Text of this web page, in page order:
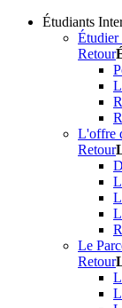
Étudiants
Étudier
Retour
L'offre
Retour
Le
Retour